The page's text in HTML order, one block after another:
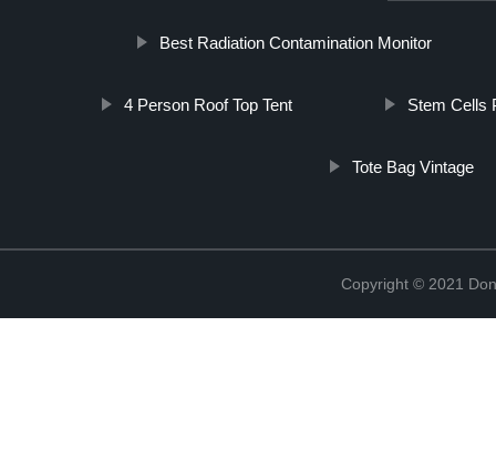
Best Radiation Contamination Monitor
4 Person Roof Top Tent Stem Cells
Tote Bag Vintage
Copyright © 2021